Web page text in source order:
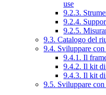
use
9.2.3.
9.2.4.
9.2.5.
9.3. Catalogo del
9.4. Sviluppare
9.4.1. Il
9.4.2. Il kit
9.4.3. Il kit
9.5. Sviluppare